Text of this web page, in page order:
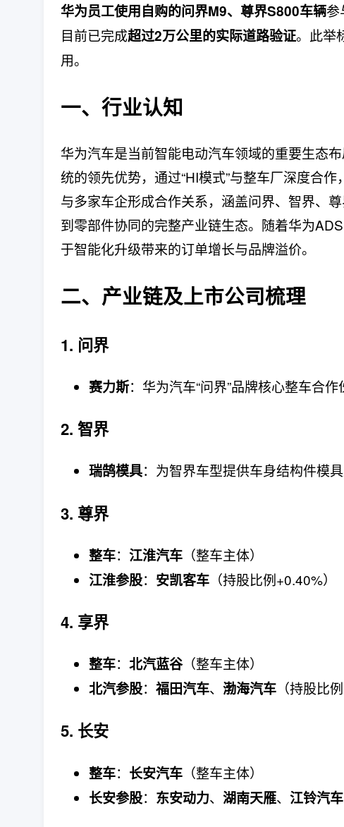
华为员工使用自购的问界M9、尊界S800车辆参
目前已完成超过2万公里的实际道路验证。此举
用。
一、行业认知
华为汽车是当前智能电动汽车领域的重要生态
统的领先优势，通过“HI模式”与整车厂深度合
与多家车企形成合作关系，涵盖问界、智界、
到零部件协同的完整产业链生态。随着华为
于智能化升级带来的订单增长与品牌溢价。
二、产业链及上市公司梳理
1. 问界
赛力斯：华为汽车“问界”品牌核心整车合
2. 智界
瑞鹄模具：为智界车型提供车身结构件模
3. 尊界
整车： 江淮汽车 （整车主体）
江淮参股： 安凯客车 （持股比例+0.40%）
4. 享界
整车： 北汽蓝谷（整车主体）
北汽参股： 福田汽车、 渤海汽车 （持股比
5. 长安
整车： 长安汽车 （整车主体）
长安参股： 东安动力、 湖南天雁、 江铃汽车